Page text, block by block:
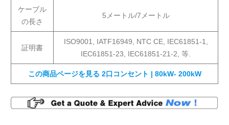
ケーブル
の長さ
5メートル/7メートル
証明書
ISO9001, IATF16949, NTC CE, IEC61851-1,
IEC61851-23, IEC61851-21-2, 等.
この商品ページを見る 2口コンセント | 80kW- 200kW